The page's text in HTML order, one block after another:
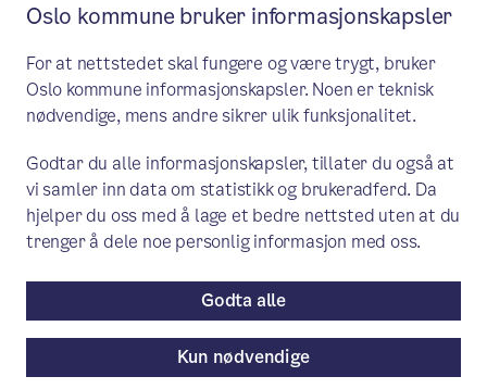
Oslo tester ny konfliktmodell
for unge: – Tillit er nøkkelen
Gjenopprettende prosess, en modell for
konflikthåndtering, blir nå prøvd ut i
Grünerløkka bydel og er også tema for en
av workshopene på konferansen
«Storbyens hjerte og smerte».
/ Publisert: 08.05.2026
Av Bydel Grünerløkka — Velferdsetaten
Oslo kommune bruker informasjonskapsler
For at nettstedet skal fungere og være trygt, bruker
Oslo kommune informasjonskapsler. Noen er teknisk
nødvendige, mens andre sikrer ulik funksjonalitet.
Godtar du alle informasjonskapsler, tillater du også at
vi samler inn data om statistikk og brukeradferd. Da
hjelper du oss med å lage et bedre nettsted uten at du
trenger å dele noe personlig informasjon med oss.
Kun nødvendige
Godta alle